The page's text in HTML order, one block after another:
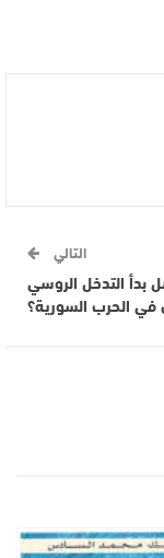
التالي
بدأ التدخل الروسي
الحرب السورية؟